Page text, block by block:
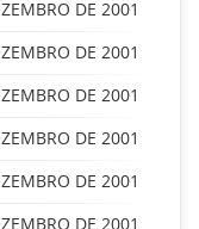
DE 2001
DE 2001
DE 2001
DE 2001
DE 2001
DE 2001